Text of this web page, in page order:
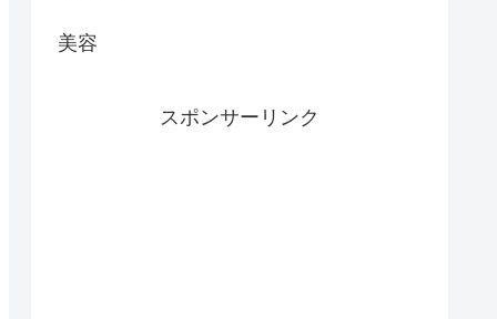
美容
スポンサーリンク